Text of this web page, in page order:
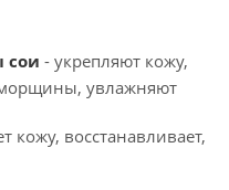
сои - укрепляют кожу,
увлажняют
кожу, восстанавливает,